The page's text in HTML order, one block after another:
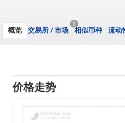
概览 交易所 /市场
0
相似币种 流动
价格走势